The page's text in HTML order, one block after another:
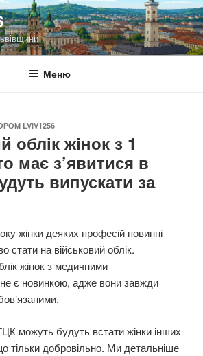
Меню
LVIV1256
облік жінок з 1
має з’явитися в
випускати за
жінки деяких професій повинні
стати на військовий облік.
жінок з медичними
є новинкою, адже вони завжди
можуть будуть встати жінки інших
тільки добровільно. Ми детальніше